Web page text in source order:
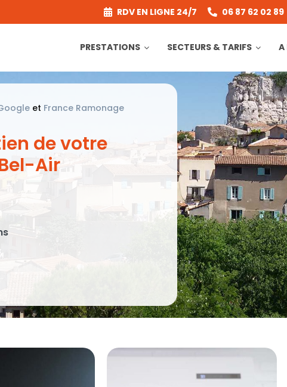
RDV EN LIGNE 24/7 06 87 62 02 89
PRESTATIONS SECTEURS & TARIFS A
et France Ramonage
de votre
Air